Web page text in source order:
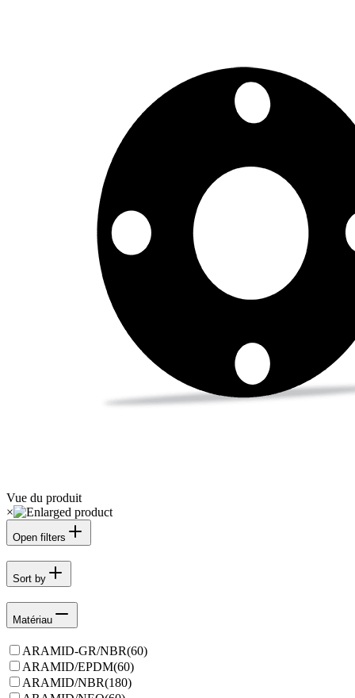
Vue du produit
×
Open filters
Sort by
Matériau
ARAMID-GR/NBR(60)
ARAMID/EPDM(60)
ARAMID/NBR(180)